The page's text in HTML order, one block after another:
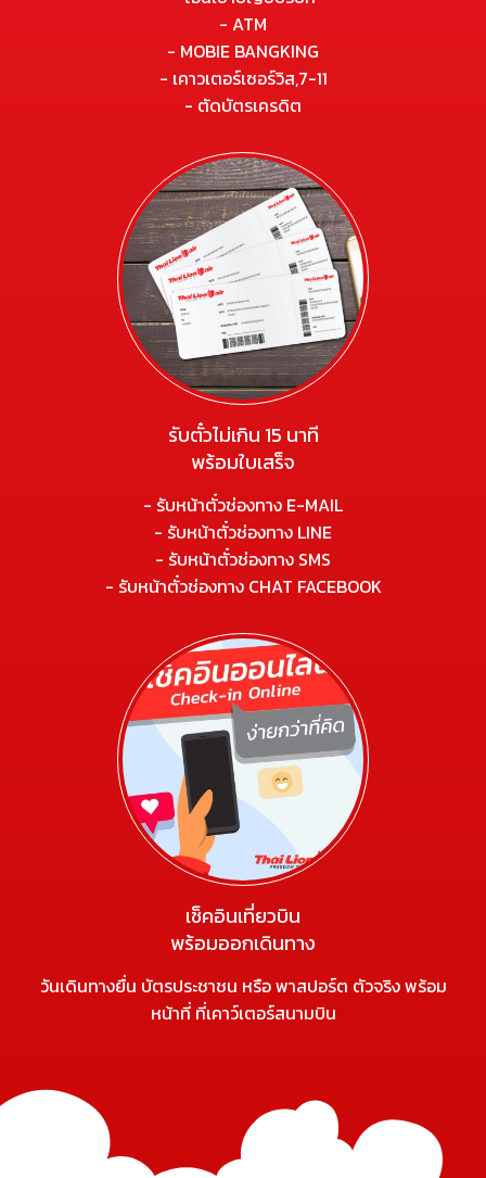
- ATM
- MOBIE BANGKING
- เคาวเตอร์เซอร์วิส,7-11
- ตัดบัตรเครดิต
รับตั๋วไม่เกิน 15 นาที
พร้อมใบเสร็จ
- รับหน้าตั๋วช่องทาง E-MAIL
- รับหน้าตั๋วช่องทาง LINE
- รับหน้าตั๋วช่องทาง SMS
- รับหน้าตั๋วช่องทาง CHAT FACEBOOK
เช็คอินเที่ยวบิน
พร้อมออกเดินทาง
วันเดินทางยื่น บัตรประชาชน หรือ พาสปอร์ต ตัวจริง พร้อม
หน้าที่ ที่เคาว์เตอร์สนามบิน